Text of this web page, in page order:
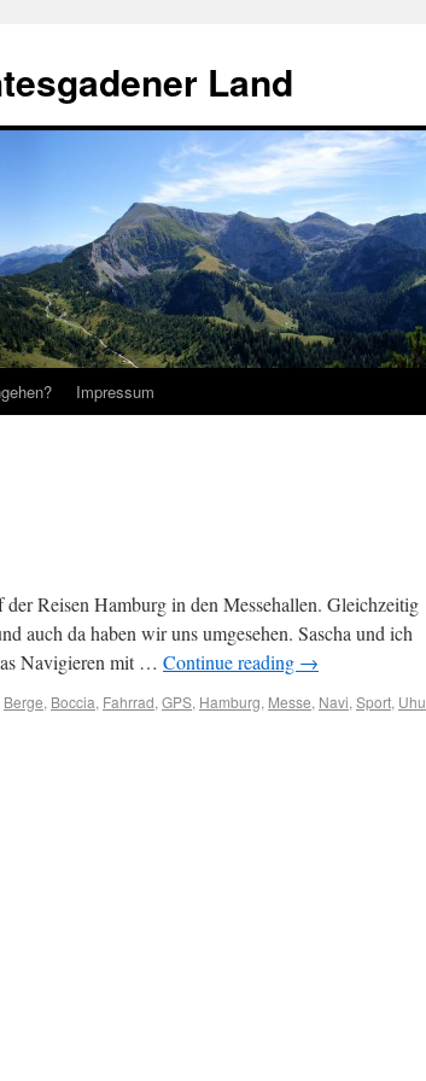
Land
Impressum
Reisen Hamburg in den Messehallen. Gleichzeitig
auch da haben wir uns umgesehen. Sascha und ich
Navigieren mit … Continue reading →
Berge, Boccia, Fahrrad, GPS, Hamburg, Messe, Navi, Sport, Uhu